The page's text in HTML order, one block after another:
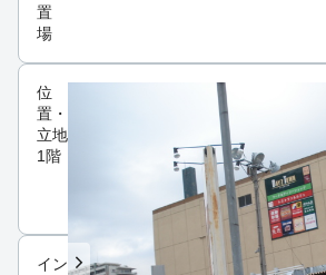
置
場
位
置・
立地
1階
インフラ